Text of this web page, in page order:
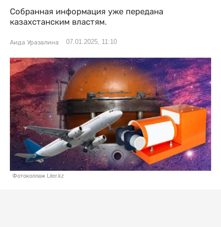
Собранная информация уже передана
казахстанским властям.
Аида Уразалина 07.01.2025, 11:10
Фотоколлаж Liter.kz